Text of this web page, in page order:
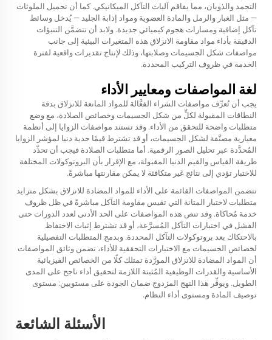
التجمد والذوبان، مما يفاقم آليات التآكل الميكانيكي. كما أن تحميل الملوثات
— مثل الغبار والرمل والمادة العضوية ومواد إذابة الجليد — يُدخل وسائط
تآكل إضافية ومسارات هجوم كيميائي جديدة. ولابد أن تتضمَّن التنبؤات
الدقيقة بأداء مواد مقاومة الانزلاق هذه المتغيرات البيئية إلى جانب
مواصفات شكل الجسيمات وصلابتها، وذلك لإنتاج تقديرات واقعية لفترة
الخدمة في ظروف التركيب المحددة.
لغة المواصفات ومعايير الأداء
يجب أن تُعرِّف مواصفات الشراء الفعَّالة للمواد المانعة للانزلاق بدقة
النطاقات المقبولة لكلٍّ من شكل الجسيمات وخصائص الصلادة، مع وضع
متطلبات واضحة للتحقق من الأداء. وقد تستند مواصفات الزوايا إلى أنظمة
معيارية مصنَّفة لشكل الجسيمات، أو قد تشترط قيمًا حدية دنيا لمؤشر الزوايا
المُحدَّدة عبر تحليل الصور الرقمية. أما متطلبات الصلادة فيجب أن تحدِّد
طريقة القياس والقيم الدنيا المقبولة، مع الإقرار بأن البروتوكولات المختلفة
للاختبار تؤدي إلى نتائج غير متكافئة لا يمكن مقارنتها مباشرةً.
تتضمن المواصفات القائمة على الأداء للمواد المضادة للانزلاق بشكل متزايد
متطلبات لاختبار المتانة التي تقيس مقاومة التآكل مباشرةً في ظل ظروف
خدمة مُحاكاة. وقد تنص هذه المواصفات على الحد الأدنى لعدد الدورات حتى
الفشل في اختبارات التآكل المُسرَّعة، أو قد تشترط إثبات الاحتفاظ
بالاحتكاك بعد بروتوكولات التآكل المحددة. وبدمج المتطلبات التفصيلية
لخصائص الجسيمات مع الاختبارات التحققية للأداء، تضمن وثائق المواصفات
أن المواد المضادة للانزلاق المورَّدة تمتلك كلًا من الخصائص الفيزيائية
الأساسية والقدرات الوظيفية المُثبتة اللازمة لتحقيق أداء ناجح على المدى
الطويل. ويوفِّر هذا النهج المزدوج ضمان الجودة على مستويين: مستوى
توصيف المادة ومستوى أداء النظام.
الأسئلة الشائعة